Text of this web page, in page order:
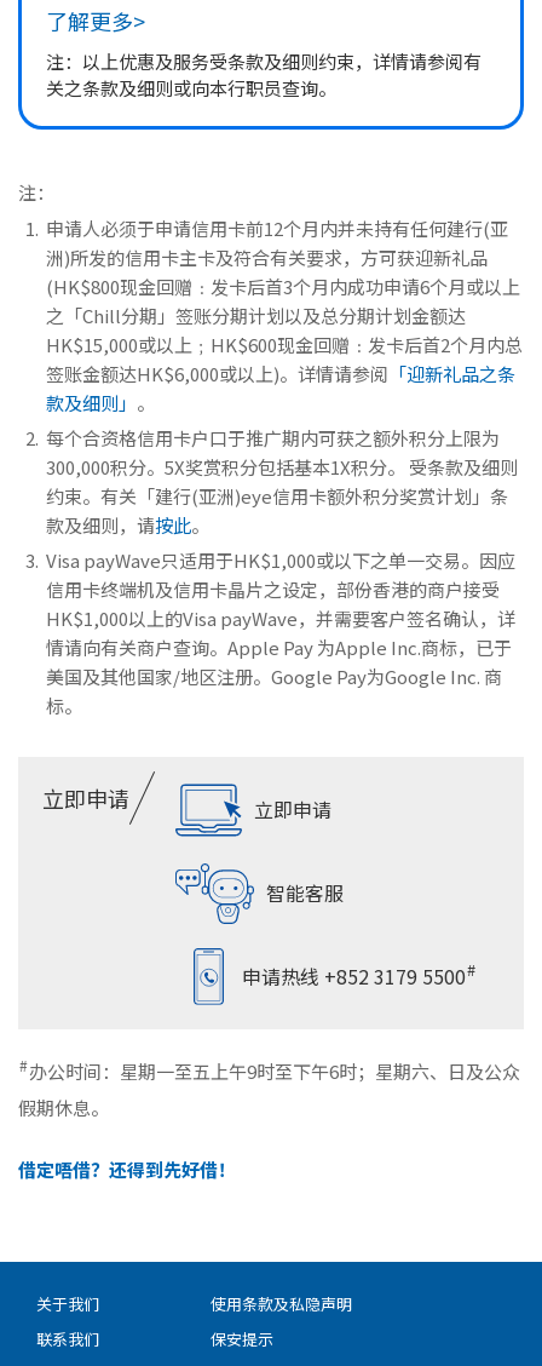
了解更多>
注：以上优惠及服务受条款及细则约束，详情请参阅有
关之条款及细则或向本行职员查询。
注：
申请人必须于申请信用卡前12个月内并未持有任何建行(亚
洲)所发的信用卡主卡及符合有关要求，方可获迎新礼品
(HK$800现金回赠﹕发卡后首3个月内成功申请6个月或以上
之「Chill分期」签账分期计划以及总分期计划金额达
HK$15,000或以上﹔HK$600现金回赠﹕发卡后首2个月内总
签账金额达HK$6,000或以上)。详情请参阅 「迎新礼品之条
款及细则」 。
每个合资格信用卡户口于推广期内可获之额外积分上限为
300,000积分。5X奖赏积分包括基本1X积分。 受条款及细则
约束。有关「建行(亚洲)eye信用卡额外积分奖赏计划」条
款及细则，请按此。
Visa payWave只适用于HK$1,000或以下之单一交易。因应
信用卡终端机及信用卡晶片之设定，部份香港的商户接受
HK$1,000以上的Visa payWave，并需要客户签名确认，详
情请向有关商户查询。Apple Pay 为Apple Inc.商标，已于
美国及其他国家/地区注册。Google Pay为Google Inc. 商
标。
立即申请 立即申请
智能客服
申请热线 +852 3179 5500#
#办公时间：星期一至五上午9时至下午6时；星期六、日及公众
假期休息。
借定唔借？还得到先好借！
关于我们
联系我们
使用条款及私隐声明
保安提示